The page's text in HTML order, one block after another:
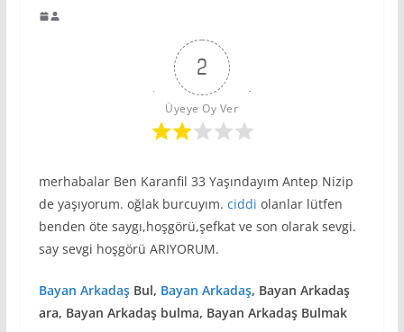
2
Üyeye Oy Ver
merhabalar Ben Karanfil 33 Yaşındayım Antep Nizip
de yaşıyorum. oğlak burcuyım. ciddi olanlar lütfen
benden öte saygı,hoşgörü,şefkat ve son olarak sevgi.
say sevgi hoşgörü ARIYORUM.
Bayan ArkadaşBul, Bayan Arkadaş, Bayan Arkadaş
ara, Bayan Arkadaş bulma, Bayan Arkadaş Bulmak